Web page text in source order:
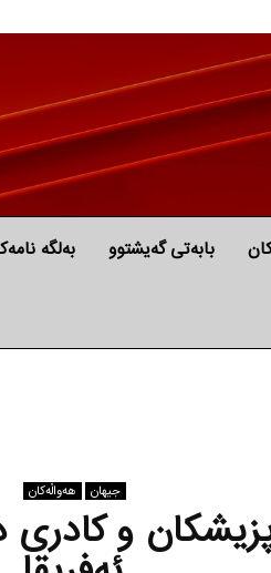
بابه‌تی گه‌یشتوو به‌لگه‌
جیهان هه‌واڵه‌کان
و كادری